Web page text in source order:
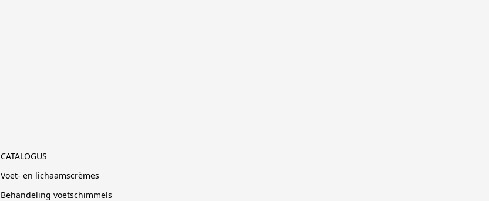
CATALOGUS
Voet- en lichaamscrèmes
Behandeling voetschimmels